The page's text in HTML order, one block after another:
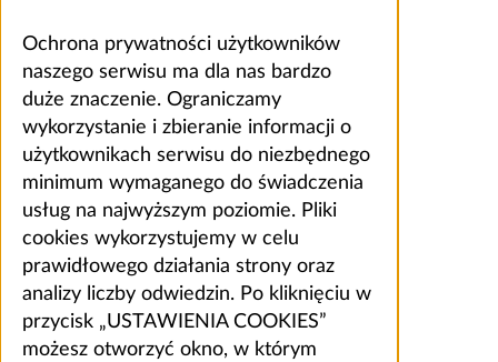
Ochrona prywatności użytkowników
naszego serwisu ma dla nas bardzo
duże znaczenie. Ograniczamy
wykorzystanie i zbieranie informacji o
użytkownikach serwisu do niezbędnego
minimum wymaganego do świadczenia
usług na najwyższym poziomie. Pliki
cookies wykorzystujemy w celu
prawidłowego działania strony oraz
analizy liczby odwiedzin. Po kliknięciu w
przycisk „USTAWIENIA COOKIES”
możesz otworzyć okno, w którym